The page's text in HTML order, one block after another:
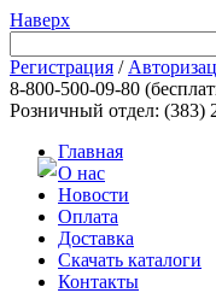
Наверх
Регистрация /
8-800-500-09-80
Розничный отдел: (383)
Главная
О нас
Новости
Оплата
Доставка
Скачать каталоги
Контакты